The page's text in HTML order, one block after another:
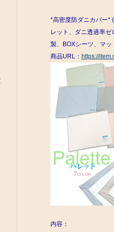
*高密度防ダニカバー
レット、ダニ透過率
製、BOXシーツ、マッ
商品URL： https://
内容：